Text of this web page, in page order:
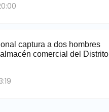
captura a dos hombres
comercial del Distrito